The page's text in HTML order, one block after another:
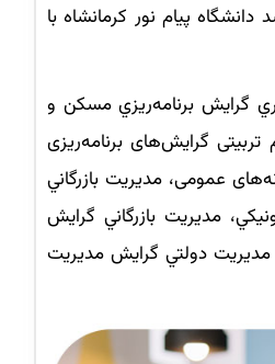
پیام نور کرمانشاه با
گرايش برنامه‌ريزي مسكن و
گرایش‌های برنامه‌ریزی
عمومی، مديريت بازرگاني
مديريت بازرگاني گرايش
مديريت دولتي گرايش مديريت